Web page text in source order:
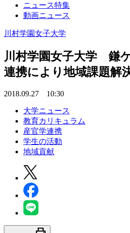
ニュース特集
動画ニュース
川村学園女子大学
川村学園女子大学 鎌
連携により地域課題解
2018.09.27 10:30
大学ニュース
教育カリキュラム
産官学連携
学生の活動
地域貢献